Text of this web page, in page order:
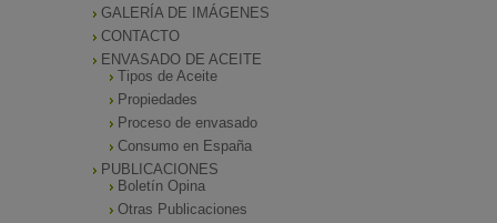
GALERÍA DE IMÁGENES
CONTACTO
ENVASADO DE ACEITE
Tipos de Aceite
Propiedades
Proceso de envasado
Consumo en España
PUBLICACIONES
Boletín Opina
Otras Publicaciones